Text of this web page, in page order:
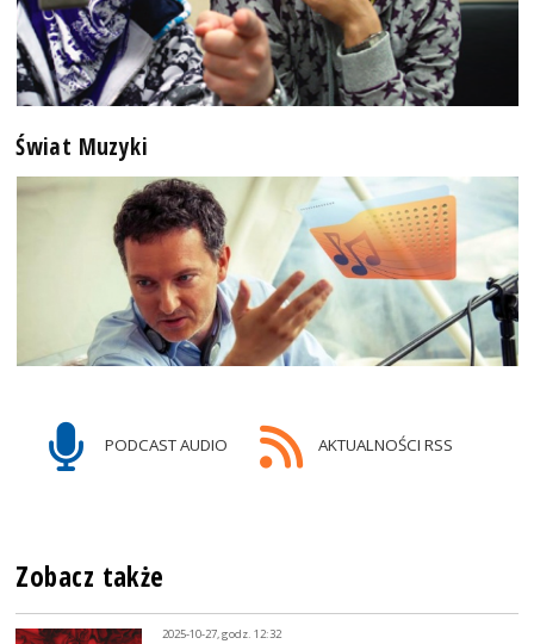
Świat Muzyki
PODCAST AUDIO AKTUALNOŚCI RSS
Zobacz także
2025-10-27, godz. 12:32